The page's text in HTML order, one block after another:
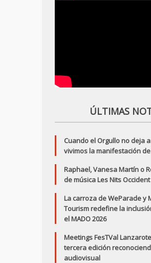
ÚLTIMAS
Cuando el Orgullo no deja
vivimos la manifestación
Raphael, Vanesa Martín o
de música Les Nits
La carroza de WeParade y
Tourism redefine la
el MADO 2026
Meetings FesTVal
tercera edición
audiovisual